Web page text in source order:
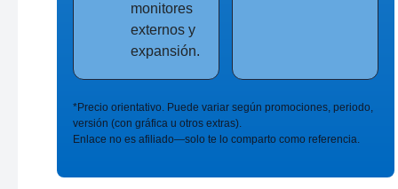
monitores
externos y
expansión.
*Precio orientativo. Puede variar según promociones, periodo,
versión (con gráfica u otros extras).
Enlace no es afiliado—solo te lo comparto como referencia.